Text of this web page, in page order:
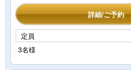
詳細/ご予約
定員
3名様